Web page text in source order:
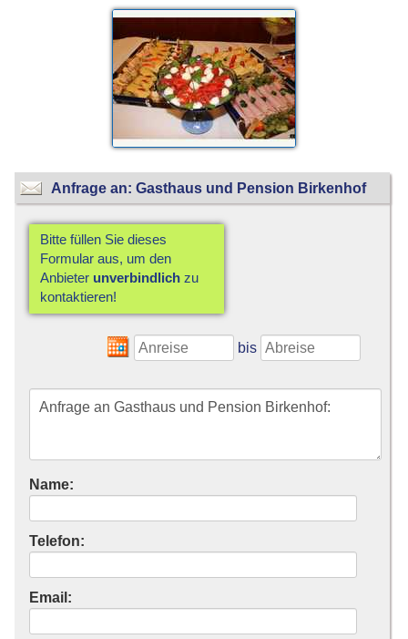
Anfrage an: Gasthaus und Pension Birkenhof
Bitte füllen Sie dieses
Formular aus, um den
Anbieter unverbindlich zu
kontaktieren!
bis
Name:
Telefon:
Email: